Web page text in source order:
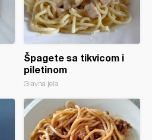
Špagete sa tikvicom i
piletinom
Glavna jela